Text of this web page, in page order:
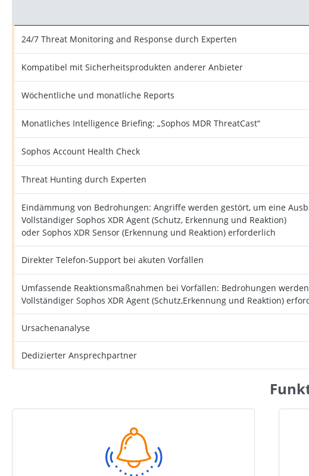
24/7 Threat Monitoring and Response durch Experten
Kompatibel mit Sicherheitsprodukten anderer Anbieter
Wöchentliche und monatliche Reports
Monatliches Intelligence Briefing: „Sophos MDR ThreatCast“
Sophos Account Health Check
Threat Hunting durch Experten
Eindämmung von Bedrohungen: Angriffe werden gestört, um eine
Vollständiger Sophos XDR Agent (Schutz, Erkennung und Reaktion)
oder Sophos XDR Sensor (Erkennung und Reaktion) erforderlich
Direkter Telefon-Support bei akuten Vorfällen
Umfassende Reaktionsmaßnahmen bei Vorfällen: Bedrohungen
Vollständiger Sophos XDR Agent (Schutz,Erkennung und Reaktion)
Ursachenanalyse
Dedizierter Ansprechpartner